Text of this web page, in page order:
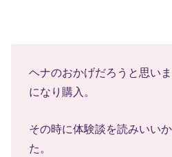
ヘナのおかげだろうと思い
になり購入。
その時に体験談を読みいい
た。